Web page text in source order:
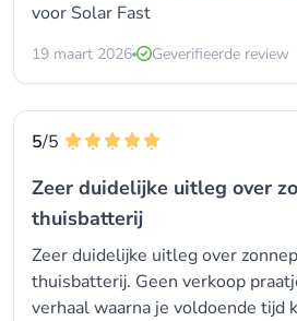
voor Solar Fast
19 maart 2026 Geverifieerde review
5/5
Zeer duidelijke uitleg over
thuisbatterij
Zeer duidelijke uitleg over
thuisbatterij. Geen verkoop
verhaal waarna je voldoende tijd